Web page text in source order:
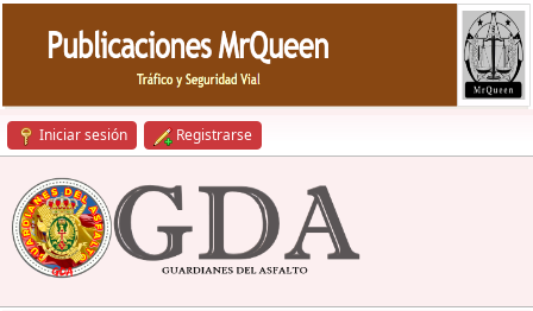
Iniciar sesión Registrarse